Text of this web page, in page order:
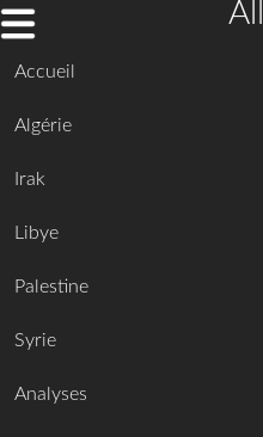
Accueil
Algérie
Irak
Libye
Palestine
Syrie
Analyses